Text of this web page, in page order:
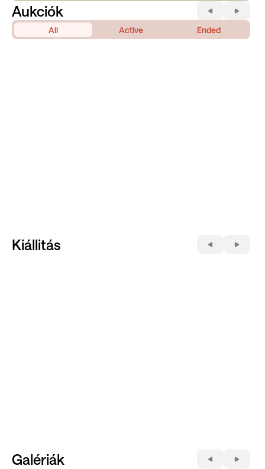
Aukciók
All Active Ended
Kiállitás
Galériák